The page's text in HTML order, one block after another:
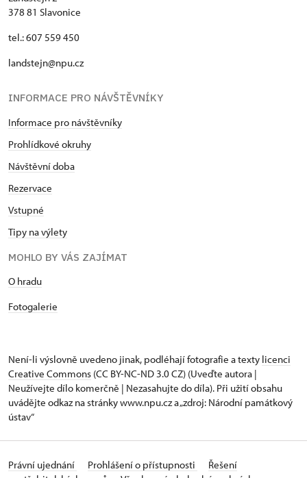
378 81 Slavonice
tel.: 607 559 450
landstejn@npu.cz
INFORMACE PRO NÁVŠTĚVNÍKY
Informace pro návštěvníky
Prohlídkové okruhy
Návštěvní doba
Rezervace
Vstupné
Tipy na výlety
MOHLO BY VÁS ZAJÍMAT
O hradu
Fotogalerie
Není-li výslovně uvedeno jinak, podléhají fotografie a texty licenci
Creative Commons (CC BY-NC-ND 3.0 CZ) (Uveďte autora |
Neužívejte dílo komerčně | Nezasahujte do díla). Při užití obsahu
uvádějte odkaz na stránky www.npu.cz a „zdroj: Národní památkový
ústav“
Právní ujednání Prohlášení o přístupnosti
Řešení